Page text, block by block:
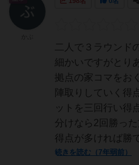
二人で３ラウンド
細かいですがとり
拠点の家コマをお
陣取りしていく得
ットを三回行い得
分けなら2回勝っ
得点が多ければ勝
続きを読む（7年弱前）